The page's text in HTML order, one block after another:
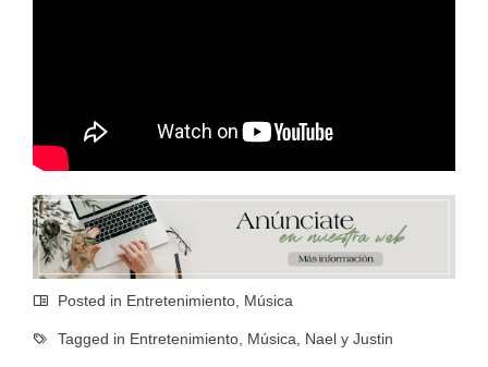
Posted in Entretenimiento, Música
Tagged in Entretenimiento, Música, Nael y Justin